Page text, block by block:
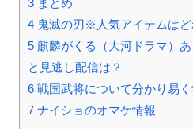
3 まとめ
4 鬼滅の刃※人気アイテムはど
5 麒麟がくる（大河ドラマ）
と見逃し配信は？
6 戦国武将について分かり易く
7 ナイショのオマケ情報